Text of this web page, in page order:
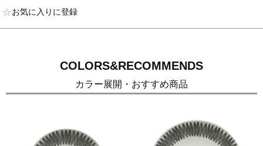
お気に入りに登録
COLORS&RECOMMENDS
カラー展開・おすすめ商品